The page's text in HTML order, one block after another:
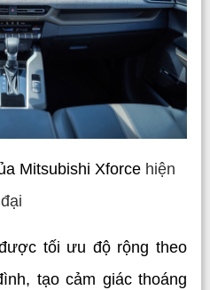
Mitsubishi Xforce hiện
đại
tối ưu độ rộng theo
tạo cảm giác thoáng